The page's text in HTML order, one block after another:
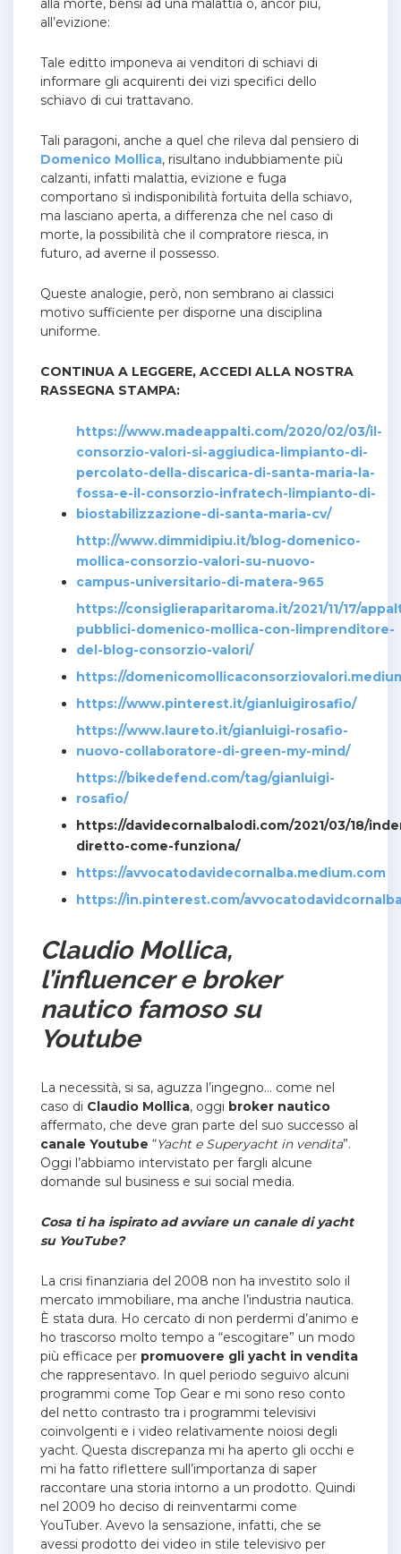
alla morte, bensì ad una malattia o, ancor più,
all’evizione:
Tale editto imponeva ai venditori di schiavi di
informare gli acquirenti dei vizi specifici dello
schiavo di cui trattavano.
Tali paragoni, anche a quel che rileva dal pensiero di
Domenico Mollica, risultano indubbiamente più
calzanti, infatti malattia, evizione e fuga
comportano sì indisponibilità fortuita della schiavo,
ma lasciano aperta, a differenza che nel caso di
morte, la possibilità che il compratore riesca, in
futuro, ad averne il possesso.
Queste analogie, però, non sembrano ai classici
motivo sufficiente per disporne una disciplina
uniforme.
CONTINUA A LEGGERE, ACCEDI ALLA NOSTRA
RASSEGNA STAMPA:
https://www.madeappalti.com/2020/02/03/il-
consorzio-valori-si-aggiudica-limpianto-di-
percolato-della-discarica-di-santa-maria-la-
fossa-e-il-consorzio-infratech-limpianto-di-
biostabilizzazione-di-santa-maria-cv/
http://www.dimmidipiu.it/blog-domenico-
mollica-consorzio-valori-su-nuovo-
campus-universitario-di-matera-965
https://consiglieraparitaroma.it/2021/11/17/
pubblici-domenico-mollica-con-limprenditore-
del-blog-consorzio-valori/
https://
https://www.pinterest.it/gianluigirosafio/
https://www.laureto.it/gianluigi-rosafio-
nuovo-collaboratore-di-green-my-mind/
https://bikedefend.com/tag/gianluigi-
rosafio/
https://davidecornalbalodi.com/2021/03/18/
diretto-come-funziona/
https://avvocatodavidecornalba.medium.com
https://in.pinterest.com/
Claudio Mollica,
l’influencer e broker
nautico famoso su
Youtube
La necessità, si sa, aguzza l’ingegno… come nel
caso di Claudio Mollica, oggi broker nautico
affermato, che deve gran parte del suo successo al
canale Youtube “Yacht e Superyacht in vendita”.
Oggi l’abbiamo intervistato per fargli alcune
domande sul business e sui social media.
Cosa ti ha ispirato ad avviare un canale di yacht
su YouTube?
La crisi finanziaria del 2008 non ha investito solo il
mercato immobiliare, ma anche l’industria nautica.
È stata dura. Ho cercato di non perdermi d’animo e
ho trascorso molto tempo a “escogitare” un modo
più efficace per promuovere gli yacht in vendita
che rappresentavo. In quel periodo seguivo alcuni
programmi come Top Gear e mi sono reso conto
del netto contrasto tra i programmi televisivi
coinvolgenti e i video relativamente noiosi degli
yacht. Questa discrepanza mi ha aperto gli occhi e
mi ha fatto riflettere sull’importanza di saper
raccontare una storia intorno a un prodotto. Quindi
nel 2009 ho deciso di reinventarmi come
YouTuber. Avevo la sensazione, infatti, che se
avessi prodotto dei video in stile televisivo per